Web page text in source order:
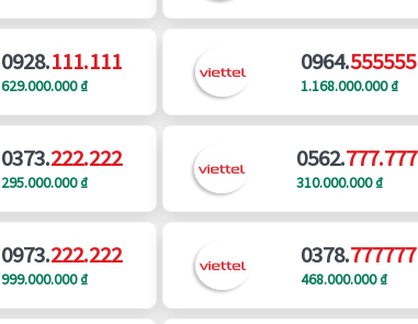
0928.111.111
629.000.000 ₫
0964.555555
1.168.000.000 ₫
0373.222.222
295.000.000 ₫
0562.777.777
310.000.000 ₫
0973.222.222
999.000.000 ₫
0378.777777
468.000.000 ₫